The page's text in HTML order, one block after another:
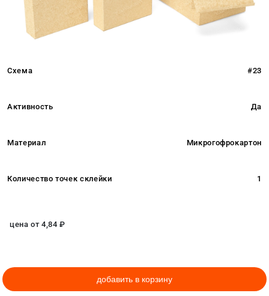
Схема #23
Активность Да
Материал Микрогофрокартон
Количество точек склейки 1
цена от4,84 ₽
добавить в корзину